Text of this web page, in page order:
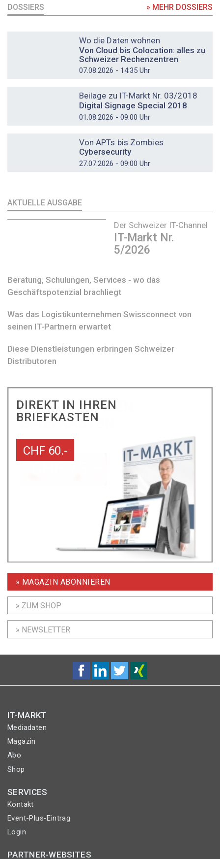
DOSSIERS » MEHR DOSSIERS
Wo die Daten wohnen
Von Cloud bis Colocation: alles zu
Schweizer Rechenzentren
07.08.2026 - 14:35 Uhr
Beilage zu IT-Markt Nr. 03/2018
Digital Signage Special 2018
01.08.2026 - 09:00 Uhr
Von APTs bis Zombies
Cybersecurity
27.07.2026 - 09:00 Uhr
AKTUELLE AUSGABE
Der Schweizer IT-Channel
IT-Markt Nr.
5/2026
Beratung, Schulungen, Services - wo das
Geschäftspotenzial brachliegt
Was das Logistikunternehmen Swissconnect von
seinen IT-Partnern erwartet
Diese Dienstleistungen erbringen Schweizer
Distributoren
DIREKT IN IHREN
BRIEFKASTEN
CHF 60.-
» MAGAZIN ABONNIEREN
» ZUM SHOP
» NEWSLETTER
IT-MARKT
Mediadaten
Magazin
Abo
Shop
SERVICES
Kontakt
Event-Plus-Eintrag
Login
PARTNER-WEBSITES